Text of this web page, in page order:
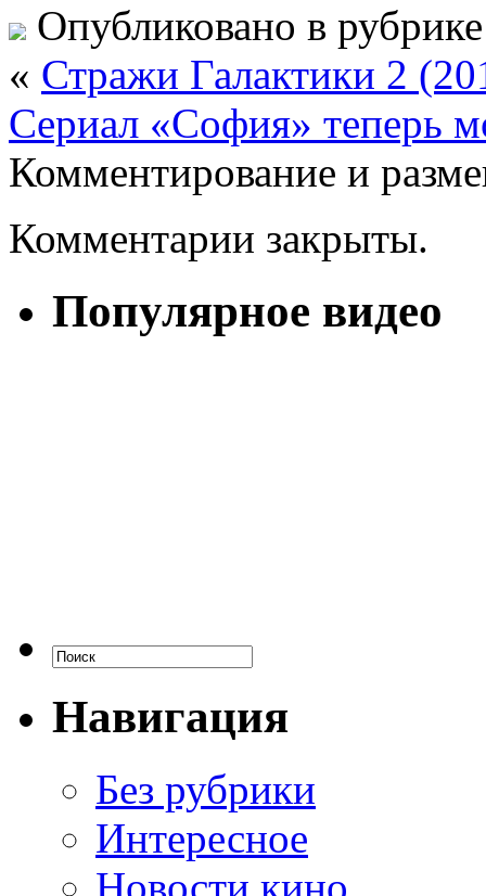
Опубликовано в
« Стражи Галактики 2
Сериал «София» теперь
Комментирование и
Комментарии закрыты.
Популярное видео
Навигация
Без рубрики
Интересное
Новости кино